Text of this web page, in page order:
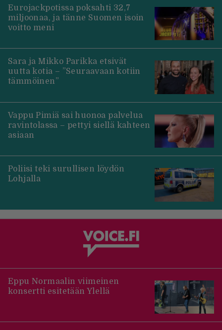
Eurojackpotissa poksahti 32,7
miljoonaa, ja tänne Suomen isoin
voitto meni
Sara ja Mikko Parikka etsivät
uutta kotia – ”Seuraavaan kotiin
tämmöinen”
Vappu Pimiä sai huonoa palvelua
ravintolassa – pettyi siellä kahteen
asiaan
Poliisi teki surullisen löydön
Lohjalla
Eppu Normaalin viimeinen
konsertti esitetään Ylellä